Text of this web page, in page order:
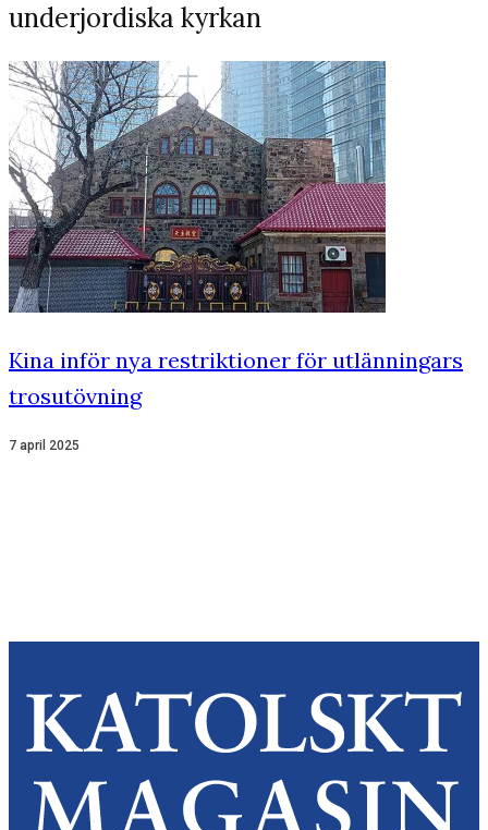
underjordiska kyrkan
Kina inför nya restriktioner för utlänningars
trosutövning
7 april 2025